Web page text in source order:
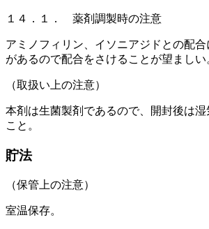
１４．１． 薬剤調製時の注意
アミノフィリン、イソニアジドとの配
があるので配合をさけることが望ましい
（取扱い上の注意）
本剤は生菌製剤であるので、開封後は
こと。
貯法
（保管上の注意）
室温保存。